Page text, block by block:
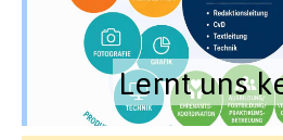
Lernt uns